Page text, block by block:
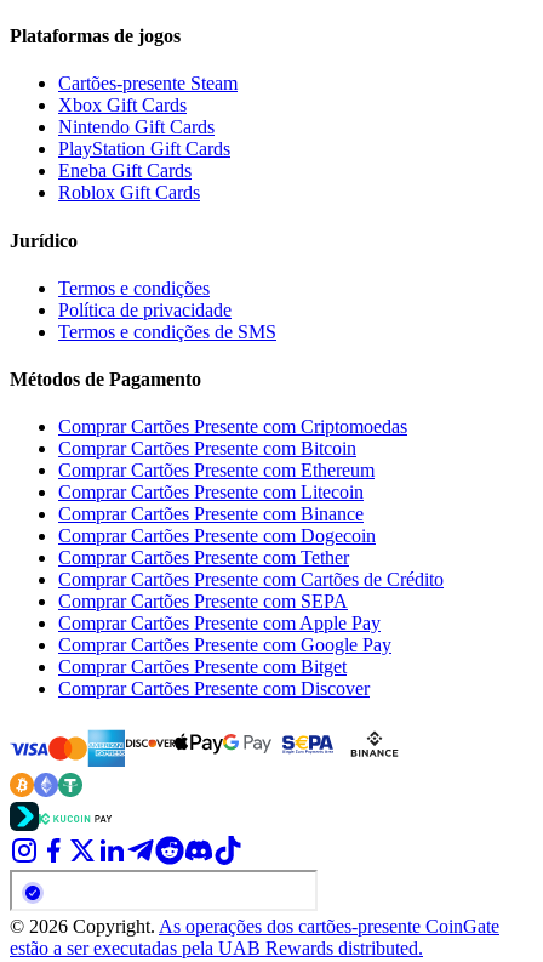
Plataformas de jogos
Cartões-presente Steam
Xbox Gift Cards
Nintendo Gift Cards
PlayStation Gift Cards
Eneba Gift Cards
Roblox Gift Cards
Jurídico
Termos e condições
Política de privacidade
Termos e condições de SMS
Métodos de Pagamento
Comprar Cartões Presente com Criptomoedas
Comprar Cartões Presente com Bitcoin
Comprar Cartões Presente com Ethereum
Comprar Cartões Presente com Litecoin
Comprar Cartões Presente com Binance
Comprar Cartões Presente com Dogecoin
Comprar Cartões Presente com Tether
Comprar Cartões Presente com Cartões de Crédito
Comprar Cartões Presente com SEPA
Comprar Cartões Presente com Apple Pay
Comprar Cartões Presente com Google Pay
Comprar Cartões Presente com Bitget
Comprar Cartões Presente com Discover
© 2026 Copyright. As operações dos cartões-presente CoinGate
estão a ser executadas pela UAB Rewards distributed.